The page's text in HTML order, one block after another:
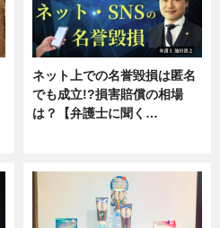
ネット上での名誉毀損は匿名
でも成立!?損害賠償の相場
は？【弁護士に聞く…